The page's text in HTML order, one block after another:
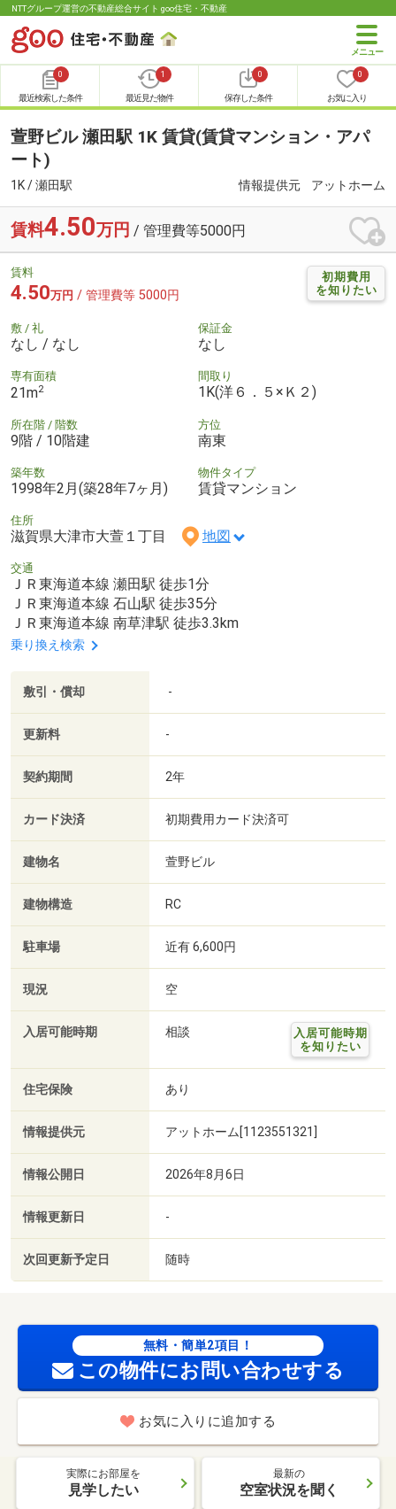
NTTグループ運営の不動産総合サイト goo住宅・不動産
0
最近検索した条件
1
最近見た物件
0
保存した条件
0
お気に入り
萱野ビル 瀬田駅 1K 賃貸(賃貸マンション・アパ
ート)
1K / 瀬田駅 情報提供元 アットホーム
賃料4.50万円 / 管理費等5000円
初期費用
を知りたい
賃料
4.50万円 / 管理費等 5000円
敷 / 礼
なし / なし
保証金
なし
専有面積
21m2
間取り
1K(洋６．５×Ｋ２)
所在階 / 階数
9階 / 10階建
方位
南東
築年数
1998年2月(築28年7ヶ月)
物件タイプ
賃貸マンション
住所
滋賀県大津市大萱１丁目 地図
交通
ＪＲ東海道本線 瀬田駅 徒歩1分
ＪＲ東海道本線 石山駅 徒歩35分
ＪＲ東海道本線 南草津駅 徒歩3.3km
乗り換え検索
敷引・償却 -
更新料 -
契約期間 2年
カード決済 初期費用カード決済可
建物名 萱野ビル
建物構造 RC
駐車場 近有 6,600円
現況 空
入居可能時期 相談
入居可能時期
を知りたい
住宅保険 あり
情報提供元 アットホーム[1123551321]
情報公開日 2026年8月6日
情報更新日 -
次回更新予定日 随時
無料・簡単2項目！
この物件にお問い合わせする
お気に入りに追加する
実際にお部屋を
見学したい
最新の
空室状況を聞く